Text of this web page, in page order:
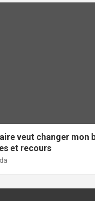
veut changer mon
et recours